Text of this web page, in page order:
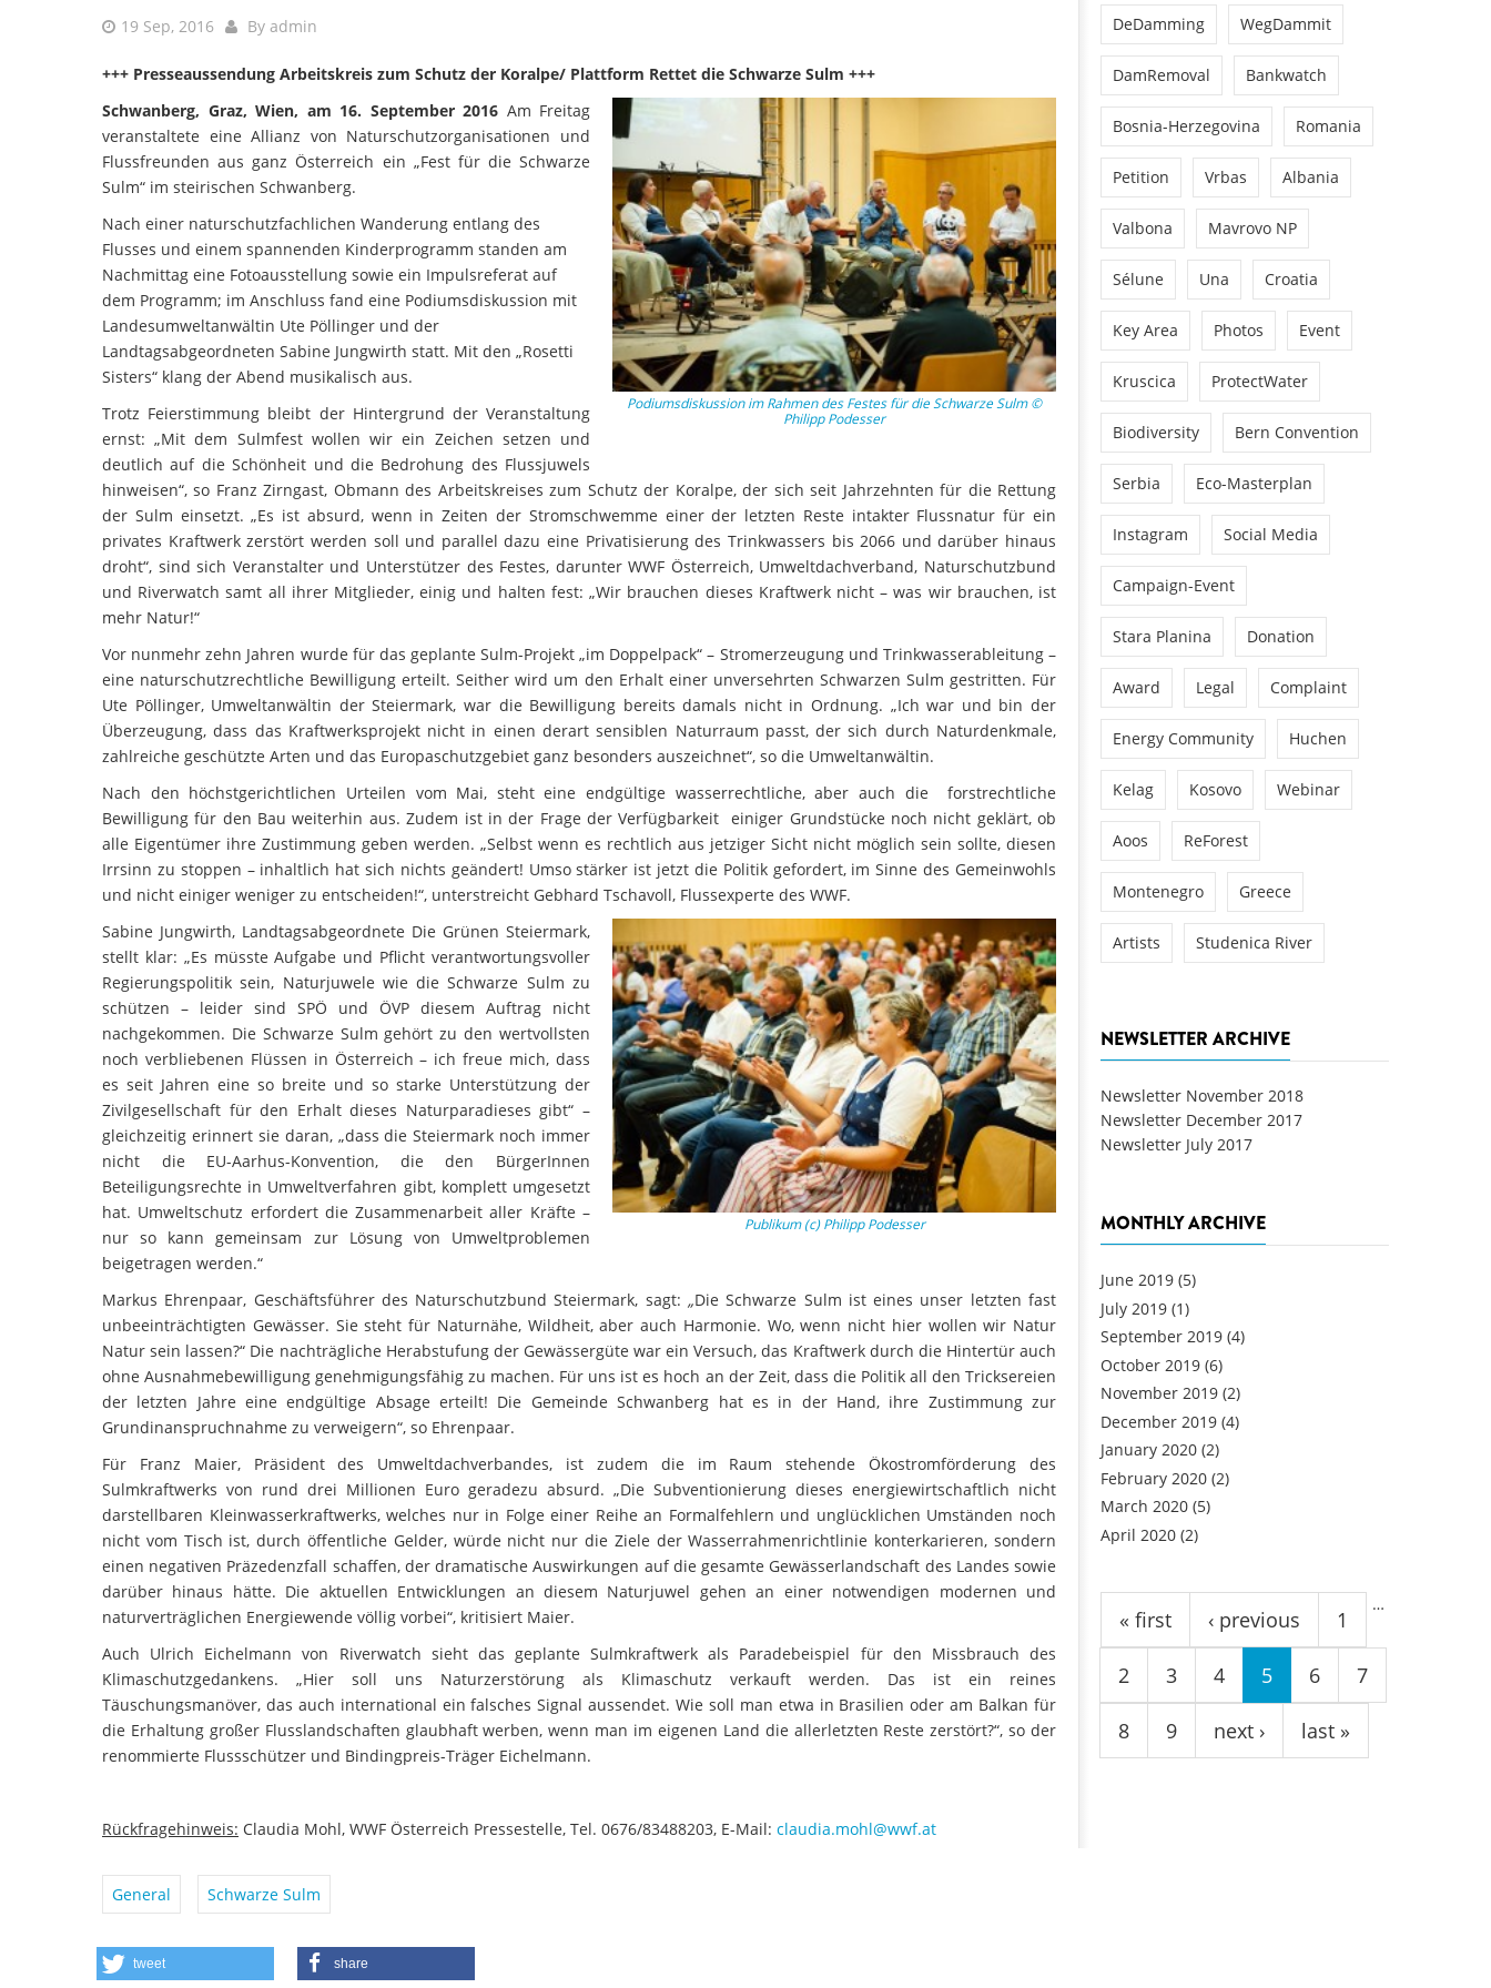
19 Sep, 2016 By admin
+++ Presseaussendung Arbeitskreis zum Schutz der Koralpe/ Plattform Rettet die Schwarze Sulm +++
Podiumsdiskussion im Rahmen des Festes für die Schwarze Sulm ©
Philipp Podesser
Schwanberg, Graz, Wien, am 16. September 2016 Am Freitag
veranstaltete eine Allianz von Naturschutzorganisationen und
Flussfreunden aus ganz Österreich ein „Fest für die Schwarze
Sulm“ im steirischen Schwanberg.
Nach einer naturschutzfachlichen Wanderung entlang des
Flusses und einem spannenden Kinderprogramm standen am
Nachmittag eine Fotoausstellung sowie ein Impulsreferat auf
dem Programm; im Anschluss fand eine Podiumsdiskussion mit
Landesumweltanwältin Ute Pöllinger und der
Landtagsabgeordneten Sabine Jungwirth statt. Mit den „Rosetti
Sisters“ klang der Abend musikalisch aus.
Trotz Feierstimmung bleibt der Hintergrund der Veranstaltung
ernst: „Mit dem Sulmfest wollen wir ein Zeichen setzen und
deutlich auf die Schönheit und die Bedrohung des Flussjuwels
hinweisen“, so Franz Zirngast, Obmann des Arbeitskreises zum Schutz der Koralpe, der sich seit Jahrzehnten für die Rettung
der Sulm einsetzt. „Es ist absurd, wenn in Zeiten der Stromschwemme einer der letzten Reste intakter Flussnatur für ein
privates Kraftwerk zerstört werden soll und parallel dazu eine Privatisierung des Trinkwassers bis 2066 und darüber hinaus
droht“, sind sich Veranstalter und Unterstützer des Festes, darunter WWF Österreich, Umweltdachverband, Naturschutzbund
und Riverwatch samt all ihrer Mitglieder, einig und halten fest: „Wir brauchen dieses Kraftwerk nicht – was wir brauchen, ist
mehr Natur!“
Vor nunmehr zehn Jahren wurde für das geplante Sulm-Projekt „im Doppelpack“ – Stromerzeugung und Trinkwasserableitung –
eine naturschutzrechtliche Bewilligung erteilt. Seither wird um den Erhalt einer unversehrten Schwarzen Sulm gestritten. Für
Ute Pöllinger, Umweltanwältin der Steiermark, war die Bewilligung bereits damals nicht in Ordnung. „Ich war und bin der
Überzeugung, dass das Kraftwerksprojekt nicht in einen derart sensiblen Naturraum passt, der sich durch Naturdenkmale,
zahlreiche geschützte Arten und das Europaschutzgebiet ganz besonders auszeichnet“, so die Umweltanwältin.
Nach den höchstgerichtlichen Urteilen vom Mai, steht eine endgültige wasserrechtliche, aber auch die forstrechtliche
Bewilligung für den Bau weiterhin aus. Zudem ist in der Frage der Verfügbarkeit einiger Grundstücke noch nicht geklärt, ob
alle Eigentümer ihre Zustimmung geben werden. „Selbst wenn es rechtlich aus jetziger Sicht nicht möglich sein sollte, diesen
Irrsinn zu stoppen – inhaltlich hat sich nichts geändert! Umso stärker ist jetzt die Politik gefordert, im Sinne des Gemeinwohls
und nicht einiger weniger zu entscheiden!“, unterstreicht Gebhard Tschavoll, Flussexperte des WWF.
Publikum (c) Philipp Podesser
Sabine Jungwirth, Landtagsabgeordnete Die Grünen Steiermark,
stellt klar: „Es müsste Aufgabe und Pflicht verantwortungsvoller
Regierungspolitik sein, Naturjuwele wie die Schwarze Sulm zu
schützen – leider sind SPÖ und ÖVP diesem Auftrag nicht
nachgekommen. Die Schwarze Sulm gehört zu den wertvollsten
noch verbliebenen Flüssen in Österreich – ich freue mich, dass
es seit Jahren eine so breite und so starke Unterstützung der
Zivilgesellschaft für den Erhalt dieses Naturparadieses gibt“ –
gleichzeitig erinnert sie daran, „dass die Steiermark noch immer
nicht die EU-Aarhus-Konvention, die den BürgerInnen
Beteiligungsrechte in Umweltverfahren gibt, komplett umgesetzt
hat. Umweltschutz erfordert die Zusammenarbeit aller Kräfte –
nur so kann gemeinsam zur Lösung von Umweltproblemen
beigetragen werden.“
Markus Ehrenpaar, Geschäftsführer des Naturschutzbund Steiermark, sagt: „Die Schwarze Sulm ist eines unser letzten fast
unbeeinträchtigten Gewässer. Sie steht für Naturnähe, Wildheit, aber auch Harmonie. Wo, wenn nicht hier wollen wir Natur
Natur sein lassen?“ Die nachträgliche Herabstufung der Gewässergüte war ein Versuch, das Kraftwerk durch die Hintertür auch
ohne Ausnahmebewilligung genehmigungsfähig zu machen. Für uns ist es hoch an der Zeit, dass die Politik all den Tricksereien
der letzten Jahre eine endgültige Absage erteilt! Die Gemeinde Schwanberg hat es in der Hand, ihre Zustimmung zur
Grundinanspruchnahme zu verweigern“, so Ehrenpaar.
Für Franz Maier, Präsident des Umweltdachverbandes, ist zudem die im Raum stehende Ökostromförderung des
Sulmkraftwerks von rund drei Millionen Euro geradezu absurd. „Die Subventionierung dieses energiewirtschaftlich nicht
darstellbaren Kleinwasserkraftwerks, welches nur in Folge einer Reihe an Formalfehlern und unglücklichen Umständen noch
nicht vom Tisch ist, durch öffentliche Gelder, würde nicht nur die Ziele der Wasserrahmenrichtlinie konterkarieren, sondern
einen negativen Präzedenzfall schaffen, der dramatische Auswirkungen auf die gesamte Gewässerlandschaft des Landes sowie
darüber hinaus hätte. Die aktuellen Entwicklungen an diesem Naturjuwel gehen an einer notwendigen modernen und
naturverträglichen Energiewende völlig vorbei“, kritisiert Maier.
Auch Ulrich Eichelmann von Riverwatch sieht das geplante Sulmkraftwerk als Paradebeispiel für den Missbrauch des
Klimaschutzgedankens. „Hier soll uns Naturzerstörung als Klimaschutz verkauft werden. Das ist ein reines
Täuschungsmanöver, das auch international ein falsches Signal aussendet. Wie soll man etwa in Brasilien oder am Balkan für
die Erhaltung großer Flusslandschaften glaubhaft werben, wenn man im eigenen Land die allerletzten Reste zerstört?“, so der
renommierte Flussschützer und Bindingpreis-Träger Eichelmann.
Rückfragehinweis: Claudia Mohl, WWF Österreich Pressestelle, Tel. 0676/83488203, E-Mail: claudia.mohl@wwf.at
General Schwarze Sulm
DeDamming WegDammit
DamRemoval Bankwatch
Bosnia-Herzegovina Romania
Petition Vrbas Albania
Valbona Mavrovo NP
Sélune Una Croatia
Key Area Photos Event
Kruscica ProtectWater
Biodiversity Bern Convention
Serbia Eco-Masterplan
Instagram Social Media
Campaign-Event
Stara Planina Donation
Award Legal Complaint
Energy Community Huchen
Kelag Kosovo Webinar
Aoos ReForest
Montenegro Greece
Artists Studenica River
NEWSLETTER ARCHIVE
Newsletter November 2018
Newsletter December 2017
Newsletter July 2017
MONTHLY ARCHIVE
June 2019 (5)
July 2019 (1)
September 2019 (4)
October 2019 (6)
November 2019 (2)
December 2019 (4)
January 2020 (2)
February 2020 (2)
March 2020 (5)
April 2020 (2)
Pages
« first ‹ previous 1
2 3 4 5 6 7
8 9
…
next › last »
tweet share